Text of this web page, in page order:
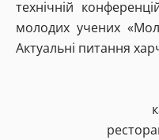
технічній
молодих учених
Актуальні питання